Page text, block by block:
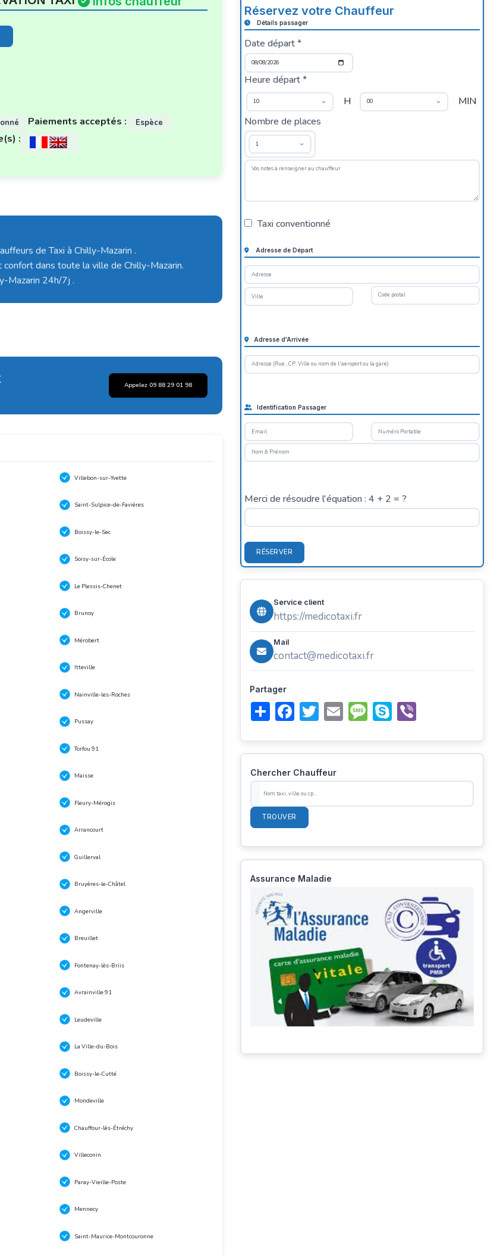
Paiements acceptés :
Espèce
:
de Taxi à Chilly-Mazarin .
dans toute la ville de Chilly-Mazarin.
Mazarin 24h/7j .
Appelez 09 88 29 01 98
Villebon-sur-Yvette
Saint-Sulpice-de-Favières
Boissy-le-Sec
Soisy-sur-École
Le Plessis-Chenet
Brunoy
Mérobert
Itteville
Nainville-les-Roches
Pussay
Torfou 91
Maisse
Fleury-Mérogis
Arrancourt
Guillerval
Bruyères-le-Châtel
Angerville
Breuillet
Fontenay-lès-Briis
Avrainville 91
Leudeville
La Ville-du-Bois
Boissy-le-Cutté
Mondeville
Chauffour-lès-Étréchy
Villeconin
Paray-Vieille-Poste
Mennecy
Saint-Maurice-Montcouronne
Réservez votre Chauffeur
Détails passager
Date départ *
Heure départ *
H
MIN
Nombre de places
Taxi conventionné
Adresse de Départ
Adresse d'Arrivée
Identification Passager
Merci de résoudre l'équation : 4 + 2 = ?
RÉSERVER
Service client
https://medicotaxi.fr
Mail
contact@medicotaxi.fr
Partager
Share FacebookTwitter Email MessageSkype
Chercher Chauffeur
TROUVER
Assurance Maladie